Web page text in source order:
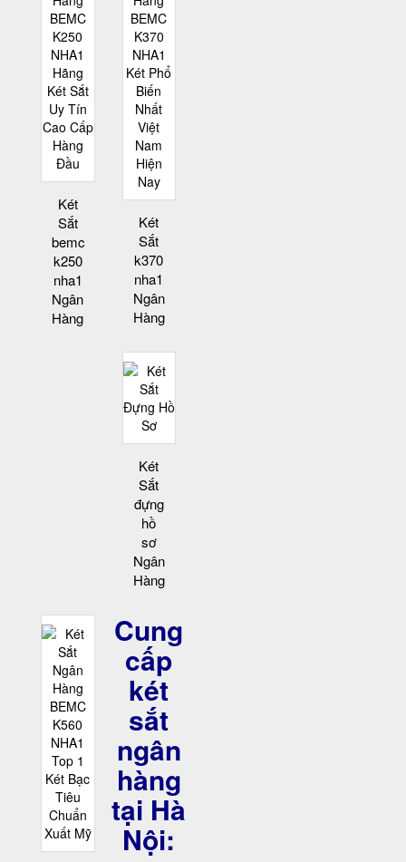
Két
Sắt
bemc
k250
nha1
Ngân
Hàng
Két
Sắt
k370
nha1
Ngân
Hàng
Két
Sắt
đựng
hồ
sơ
Ngân
Hàng
Cung
cấp
két
sắt
ngân
hàng
tại Hà
Nội: